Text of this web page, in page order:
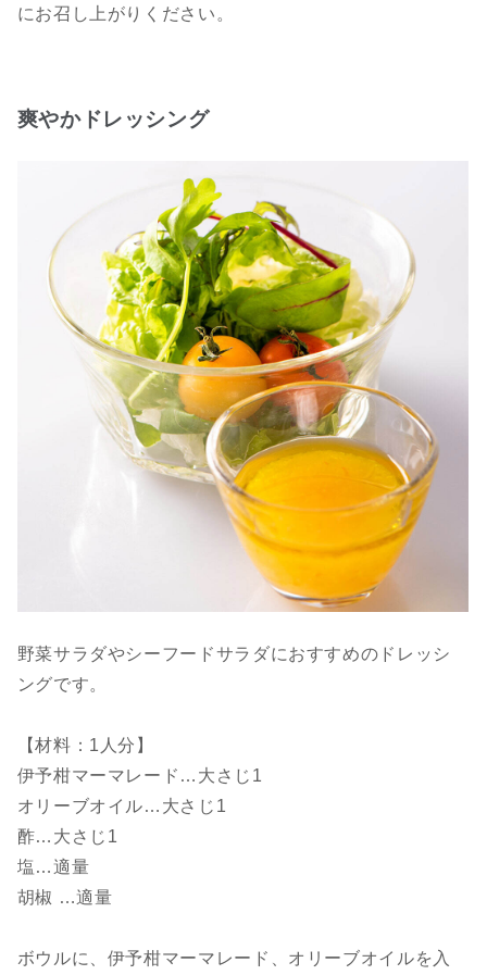
にお召し上がりください。
爽やかドレッシング
野菜サラダやシーフードサラダにおすすめのドレッシ
ングです。
【材料：1人分】
伊予柑マーマレード…大さじ1
オリーブオイル…大さじ1
酢…大さじ1
塩…適量
胡椒 …適量
ボウルに、伊予柑マーマレード、オリーブオイルを入